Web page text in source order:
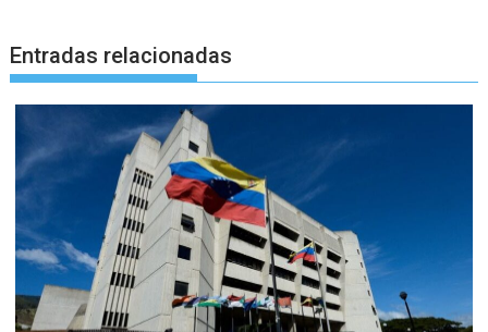
Entradas relacionadas